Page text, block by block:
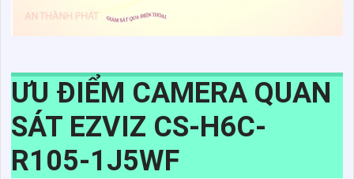
ƯU ĐIỂM CAMERA QUAN
SÁT EZVIZ CS-H6C-
R105-1J5WF